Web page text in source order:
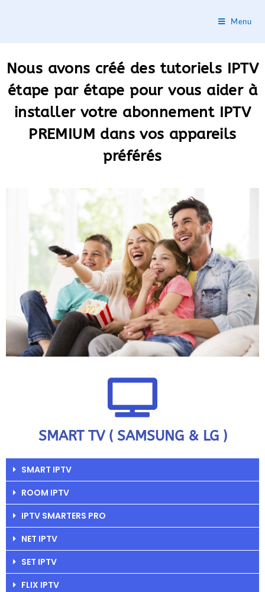
Menu
Nous avons créé des tutoriels IPTV
étape par étape pour vous aider à
installer votre abonnement IPTV
PREMIUM dans vos appareils
préférés
SMART TV ( SAMSUNG & LG )
SMART IPTV
ROOM IPTV
IPTV SMARTERS PRO
NET IPTV
SET IPTV
FLIX IPTV